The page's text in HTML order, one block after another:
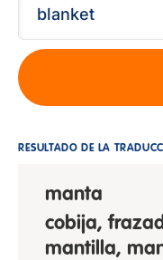
RESULTADO DE LA
manta
cobija,
mantilla,